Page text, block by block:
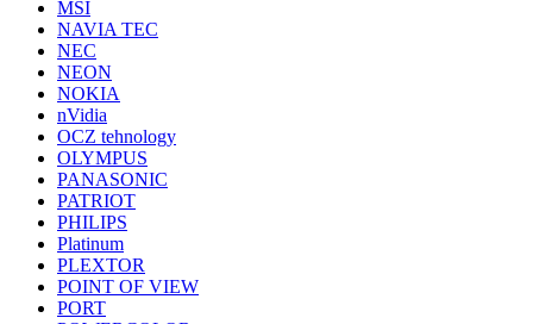
MSI
NAVIA TEC
NEC
NEON
NOKIA
nVidia
OCZ tehnology
OLYMPUS
PANASONIC
PATRIOT
PHILIPS
Platinum
PLEXTOR
POINT OF VIEW
PORT